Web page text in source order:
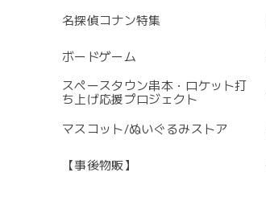
名探偵コナン特集
ボードゲーム
スペースタウン串本・ロケット打
ち上げ応援プロジェクト
マスコット/ぬいぐるみストア
【事後物販】